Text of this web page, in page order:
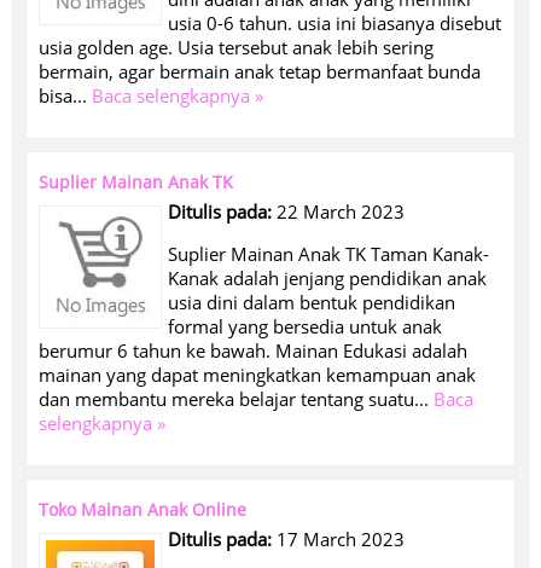
usia 0-6 tahun. usia ini biasanya disebut
usia golden age. Usia tersebut anak lebih sering
bermain, agar bermain anak tetap bermanfaat bunda
bisa... Baca selengkapnya »
Suplier Mainan Anak TK
Ditulis pada: 22 March 2023
Suplier Mainan Anak TK Taman Kanak-
Kanak adalah jenjang pendidikan anak
usia dini dalam bentuk pendidikan
formal yang bersedia untuk anak
berumur 6 tahun ke bawah. Mainan Edukasi adalah
mainan yang dapat meningkatkan kemampuan anak
dan membantu mereka belajar tentang suatu... Baca
selengkapnya »
Toko Mainan Anak Online
Ditulis pada: 17 March 2023